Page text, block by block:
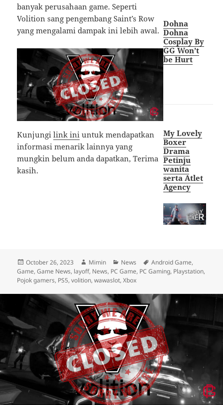
banyak perusahaan game. Seperti
Volition sang pengembang Saint’s Row
yang mengalami dampak ini lebih awal.
Kunjungilink ini untuk mendapatkan
informasi menarik lainnya yang
mungkin belum anda dapatkan, Terima
kasih.
Dohna
Dohna
Cosplay By
GG Won’t
be Hurt
My Lovely
Boxer
Drama
Petinju
wanita
serta Atlet
Agency
Posted
on
October 26, 2023 Author
Mimin Categories
News Tags
Android Game,
Game,Game News, layoff, News, PC Game, PC Gaming, Playstation,
Pojok gamers, PS5,volition,wawaslot,Xbox